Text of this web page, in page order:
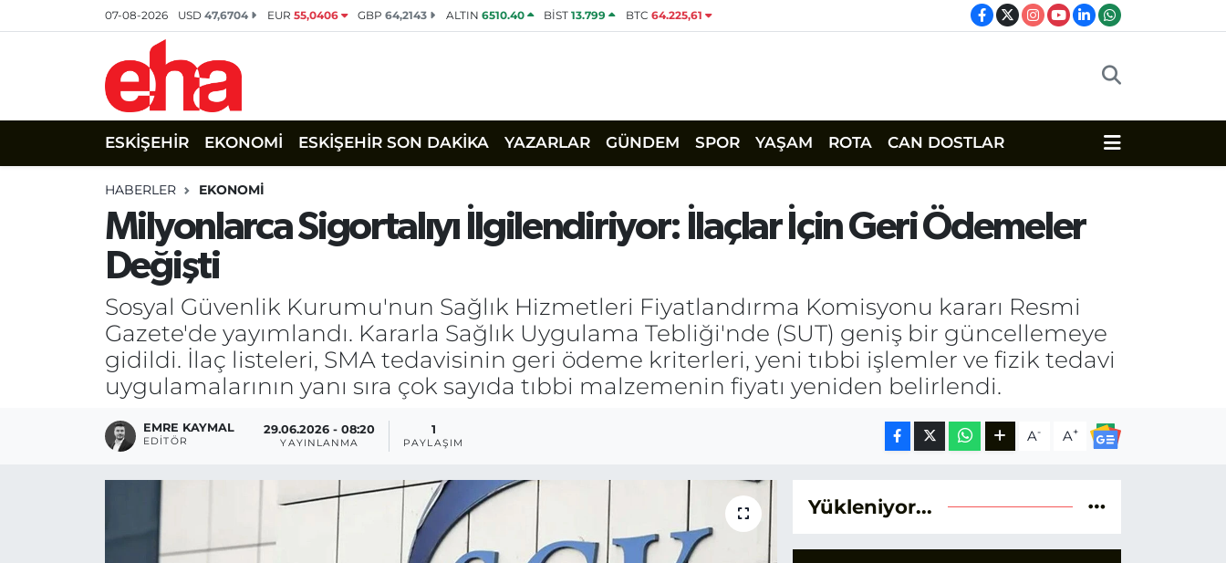
07-08-2026 USD47,6704 EUR 55,0406 GBP64,2143 ALTIN 6510.40 BİST13.799 BTC 64.225,61
ESKİŞEHİR EKONOMİ ESKİŞEHİR SON DAKİKA YAZARLAR GÜNDEM SPOR YAŞAM ROTA CAN DOSTLAR
HABERLER EKONOMİ
Milyonlarca Sigortalıyı İlgilendiriyor: İlaçlar İçin Geri Ödemeler
Değişti
Sosyal Güvenlik Kurumu'nun Sağlık Hizmetleri Fiyatlandırma Komisyonu kararı Resmi
Gazete'de yayımlandı. Kararla Sağlık Uygulama Tebliği'nde (SUT) geniş bir güncellemeye
gidildi. İlaç listeleri, SMA tedavisinin geri ödeme kriterleri, yeni tıbbi işlemler ve fizik tedavi
uygulamalarının yanı sıra çok sayıda tıbbi malzemenin fiyatı yeniden belirlendi.
EMRE KAYMAL
EDITÖR
29.06.2026 - 08:20
YAYINLANMA
1
PAYLAŞIM A- A+
Yükleniyor...